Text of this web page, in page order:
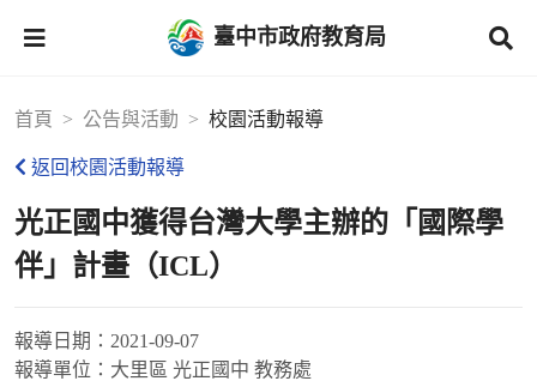
臺中市政府教育局
首頁 公告與活動 校園活動報導
返回校園活動報導
光正國中獲得台灣大學主辦的「國際學
伴」計畫（ICL）
報導日期： 2021-09-07
報導單位： 大里區 光正國中 教務處